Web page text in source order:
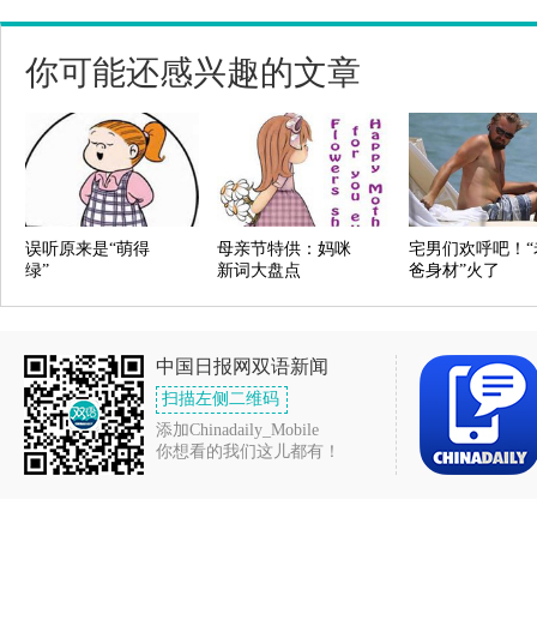
你可能还感兴趣的文章
误听原来是“萌得
绿”
母亲节特供：妈咪
新词大盘点
宅男们欢呼吧！“
爸身材”火了
中国日报网双语新闻
扫描左侧二维码
添加Chinadaily_Mobile
你想看的我们这儿都有！